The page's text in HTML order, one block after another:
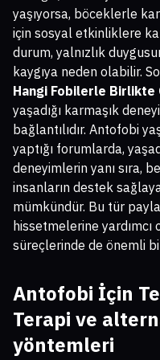
yaşıyorsa, böceklerle
için sosyal etkinliklere
durum, yalnızlık
kaygıya neden olabilir.
Hangi Fobilerle Birlikte
yaşadığı karmaşık
bağlantılıdır. Antofobi
yaptığı forumlarda,
deneyimlerin yanı sıra,
insanların destek
mümkündür. Bu tür
hissetmelerine
süreçlerinde de önemli
Antofobi İçin
Terapi ve
yöntemleri